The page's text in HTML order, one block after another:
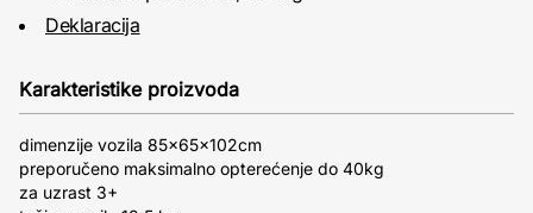
Deklaracija
Karakteristike proizvoda
dimenzije vozila 85x65x102cm
preporučeno maksimalno opterećenje do 40kg
za uzrast 3+